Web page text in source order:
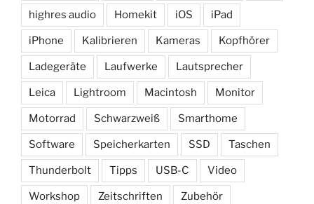
highres audio Homekit iOS iPad
iPhone Kalibrieren Kameras Kopfhörer
Ladegeräte Laufwerke Lautsprecher
Leica Lightroom Macintosh Monitor
Motorrad Schwarzweiß Smarthome
Software Speicherkarten SSD Taschen
Thunderbolt Tipps USB-C Video
Workshop Zeitschriften Zubehör